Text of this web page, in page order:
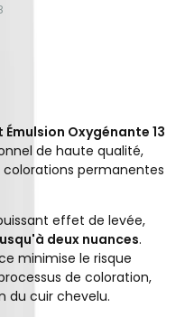
Oxygénante 13
de haute qualité,
permanentes
effet de levée,
deux nuances.
minimise le risque
de coloration,
du cuir chevelu.